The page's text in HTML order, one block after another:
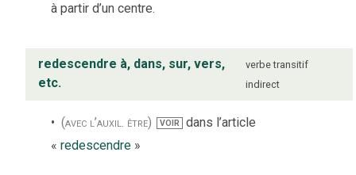
à partir d’un centre.
redescendre à, dans, sur, vers,
etc.
verbe transitif
indirect
(avec l’auxil. être) VOIR dans l’article
« redescendre »